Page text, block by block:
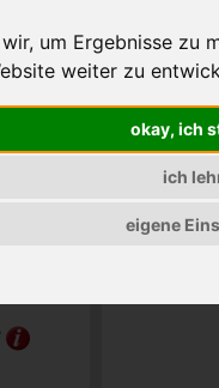
um Ergebnisse zu
weiter zu
okay, ich
ich
eigene